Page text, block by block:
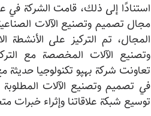
مجال تصميم وتصنيع الآلات
المجال، تم التركيز على الأنشطة
وتصنيع الآلات المخصصة مع
تعاونت شركة بهپو تكنولوجيا حديثة
في تصميم وتصنيع الآلات
توسيع شبكة علاقاتنا وإثراء